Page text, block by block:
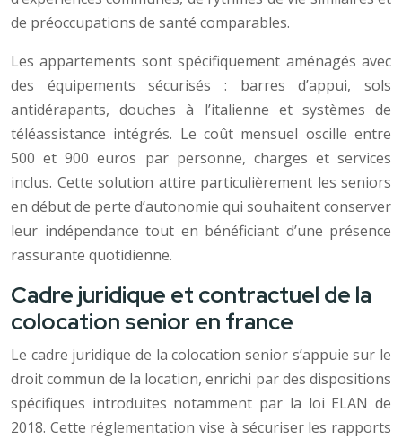
de préoccupations de santé comparables.
Les appartements sont spécifiquement aménagés avec
des équipements sécurisés : barres d’appui, sols
antidérapants, douches à l’italienne et systèmes de
téléassistance intégrés. Le coût mensuel oscille entre
500 et 900 euros par personne, charges et services
inclus. Cette solution attire particulièrement les seniors
en début de perte d’autonomie qui souhaitent conserver
leur indépendance tout en bénéficiant d’une présence
rassurante quotidienne.
Cadre juridique et contractuel de la
colocation senior en france
Le cadre juridique de la colocation senior s’appuie sur le
droit commun de la location, enrichi par des dispositions
spécifiques introduites notamment par la loi ELAN de
2018. Cette réglementation vise à sécuriser les rapports